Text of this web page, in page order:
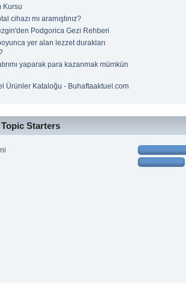
Kursu
cihazı mı aramıştınız?
Podgorica Gezi Rehberi
yer alan lezzet durakları
yaparak para kazanmak mümkün
Ürünler Kataloğu - Buhaftaaktuel.com
Topic Starters